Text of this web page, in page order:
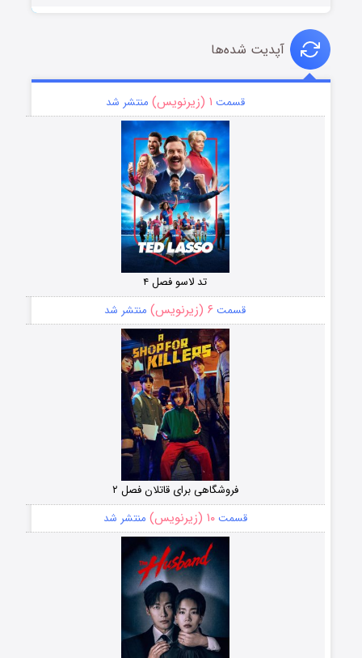
آپدیت شده‌ها
قسمت ۱ (زیرنویس) منتشر شد
تد لاسو فصل ۴
قسمت ۶ (زیرنویس) منتشر شد
فروشگاهی برای قاتلان فصل ۲
قسمت۱۰ (زیرنویس) منتشر شد